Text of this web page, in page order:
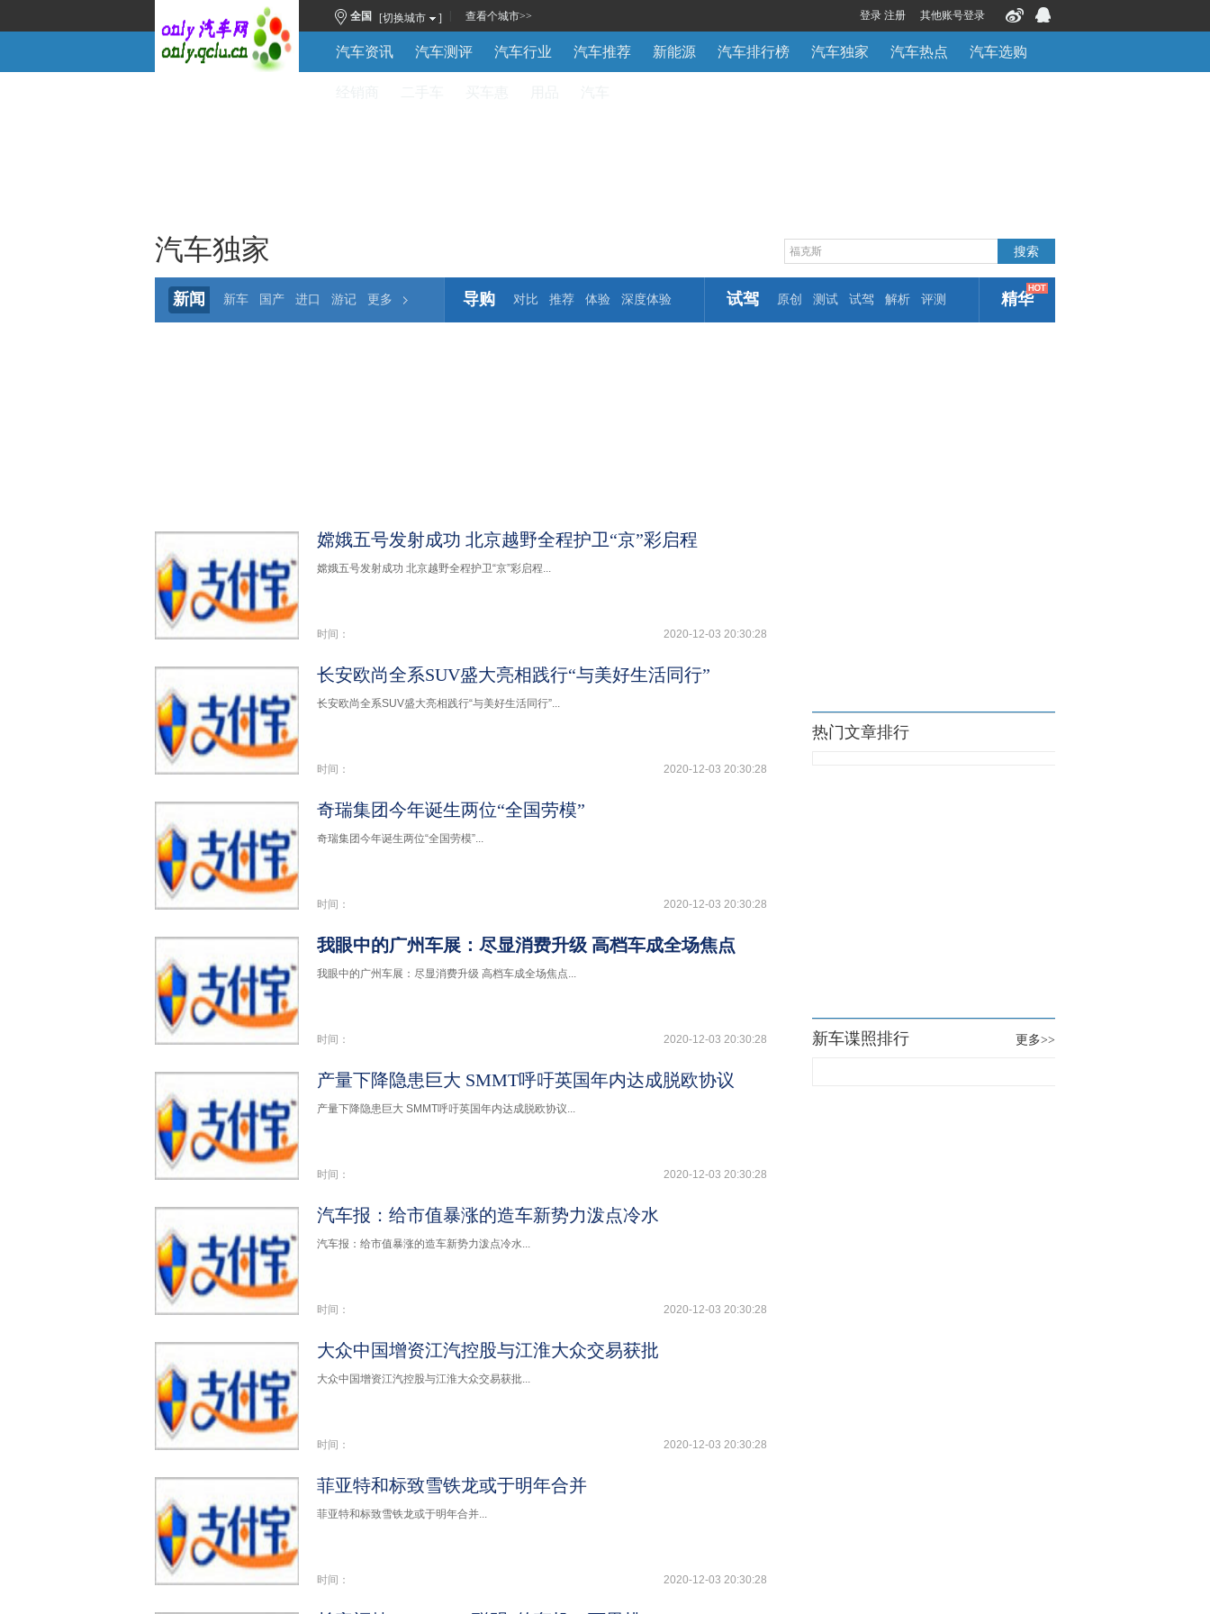
全国 [切换城市 ] 查看个城市>> 其他账号登录
登录 注册
汽车资讯 汽车测评 汽车行业 汽车推荐 新能源 汽车排行榜 汽车独家 汽车热点 汽车选购
汽车独家
新闻 新车 国产 进口 游记 更多 导购 对比 推荐 体验 深度体验 试驾 原创 测试 试驾 解析 评测 精华
嫦娥五号发射成功 北京越野全程护卫“京”彩启程
嫦娥五号发射成功 北京越野全程护卫“京”彩启程...
时间： 2020-12-03 20:30:28
长安欧尚全系SUV盛大亮相践行“与美好生活同行”
长安欧尚全系SUV盛大亮相践行“与美好生活同行”...
时间： 2020-12-03 20:30:28
奇瑞集团今年诞生两位“全国劳模”
奇瑞集团今年诞生两位“全国劳模”...
时间： 2020-12-03 20:30:28
我眼中的广州车展：尽显消费升级 高档车成全场焦点
我眼中的广州车展：尽显消费升级 高档车成全场焦点...
时间： 2020-12-03 20:30:28
产量下降隐患巨大 SMMT呼吁英国年内达成脱欧协议
产量下降隐患巨大 SMMT呼吁英国年内达成脱欧协议...
时间： 2020-12-03 20:30:28
汽车报：给市值暴涨的造车新势力泼点冷水
汽车报：给市值暴涨的造车新势力泼点冷水...
时间： 2020-12-03 20:30:28
大众中国增资江汽控股与江淮大众交易获批
大众中国增资江汽控股与江淮大众交易获批...
时间： 2020-12-03 20:30:28
菲亚特和标致雪铁龙或于明年合并
菲亚特和标致雪铁龙或于明年合并...
时间： 2020-12-03 20:30:28
热门文章排行
更多>>
新车谍照排行